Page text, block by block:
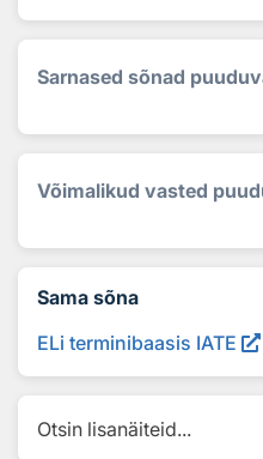
Sarnased sõnad
Võimalikud vasted
Sama sõna
ELi terminibaasis IATE
Otsin lisanäiteid...